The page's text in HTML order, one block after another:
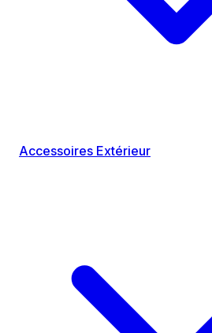
Accessoires Extérieur